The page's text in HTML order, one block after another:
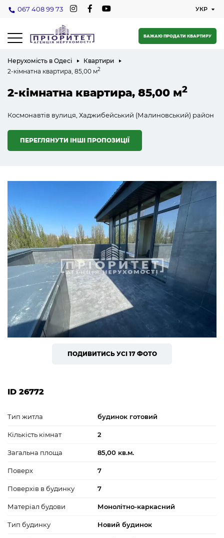
067 408 99 73
БАЖАЮ ПРОДАТИ КВАРТИРУ
Нерухомість в Одесі
Квартири
2-кімнатна квартира, 85,00 м2
2-кімнатна квартира, 85,00 м2
Космонавтів вулиця, Хаджибейський (Малиновський) район
ПЕРЕГЛЯНУТИ ІНШІ ПРОПОЗИЦІЇ
ПОДИВИТИСЬ УСІ 17 ФОТО
ID 26772
Тип житла будинок готовий
Кількість кімнат 2
Загальна площа 85,00 кв.м.
Поверх 7
Поверхів в будинку 7
Матеріал будови Монолітно-каркасний
Тип будинку Новий будинок